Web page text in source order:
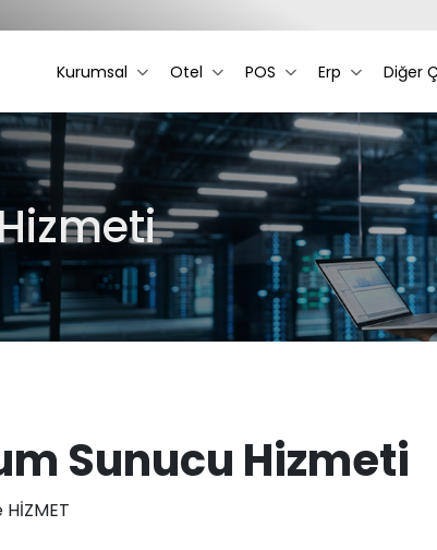
Kurumsal Otel POS Erp Diğer
Sunucu Hizmeti
HİZMET